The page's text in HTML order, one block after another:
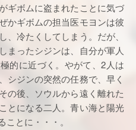
ギボムに盗まれたことに気づ
かギボムの担当医モヨンは彼
、冷たくしてしまう。だが、
まったシジンは、自分が軍人
的に近づく。やがて、2人は
シジンの突然の任務で、早く
の後、ソウルから遠く離れた
とになる二人。青い海と陽光
とに・・・。